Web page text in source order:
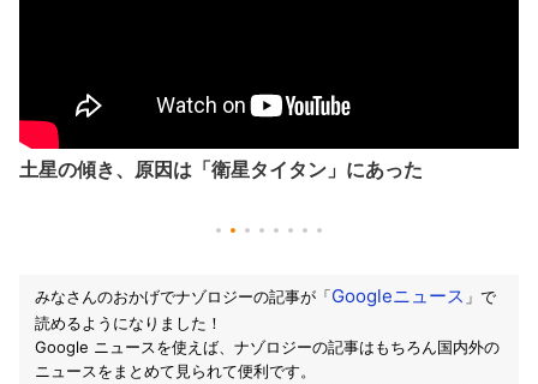
土星の傾き、原因は「衛星タイタン」にあった
みなさんのおかげでナゾロジーの記事が「Googleニュース 」で
読めるようになりました！
Google ニュースを使えば、ナゾロジーの記事はもちろん国内外の
ニュースをまとめて見られて便利です。